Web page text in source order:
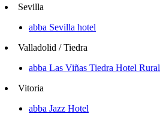
Sevilla
abba Sevilla hotel
Valladolid / Tiedra
abba Las Viñas Tiedra Hotel Rural
Vitoria
abba Jazz Hotel